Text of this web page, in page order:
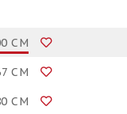
CM
CM
CM